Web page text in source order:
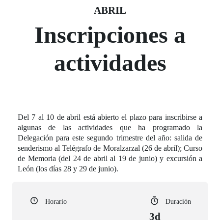
Fecha del evento
ABRIL
07 abril
Inscripciones a
actividades
Del 7 al 10 de abril está abierto el plazo para inscribirse a
algunas de las actividades que ha programado la
Delegación para este segundo trimestre del año: salida de
senderismo al Telégrafo de Moralzarzal (26 de abril); Curso
de Memoria (del 24 de abril al 19 de junio) y excursión a
León (los días 28 y 29 de junio).
Horario Duración
3d